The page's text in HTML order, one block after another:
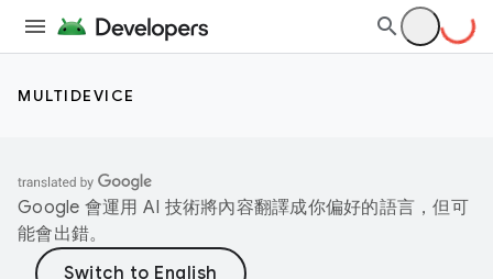
MULTIDEVICE
Google 會運用 AI 技術將內容翻譯成你偏好的語言，但可
能會出錯。